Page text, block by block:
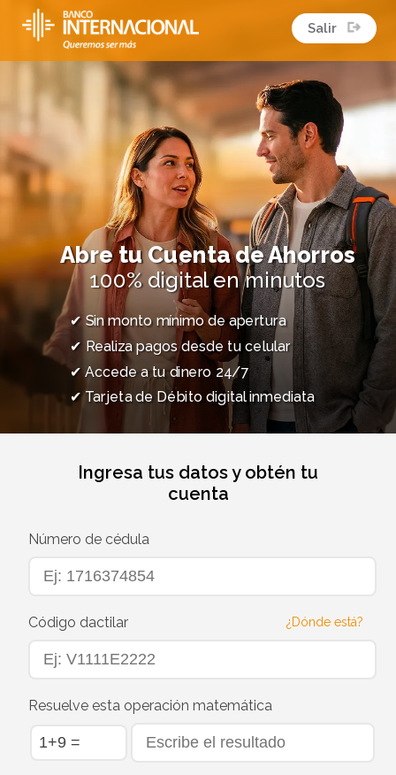
Salir
Abre tu Cuenta de Ahorros
100% digital en minutos
✔ Sin monto mínimo de apertura
✔ Realiza pagos desde tu celular
✔ Accede a tu dinero 24/7
✔ Tarjeta de Débito digital inmediata
Ingresa tus datos y obtén tu
cuenta
Número de cédula
Código dactilar ¿Dónde está?
Resuelve esta operación matemática